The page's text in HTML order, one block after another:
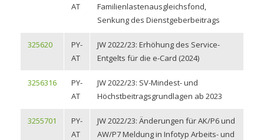
AT
Familienlastenausgleichsfond,
Senkung des Dienstgeberbeitrags
325620
PY-
AT
JW 2022/23: Erhöhung des Service-
Entgelts für die e-Card (2024)
3256316
PY-
AT
JW 2022/23: SV-Mindest- und
Höchstbeitragsgrundlagen ab 2023
3255701
PY-
AT
JW 2022/23: Änderungen für AK/P6 und
AW/P7 Meldung in Infotyp Arbeits- und